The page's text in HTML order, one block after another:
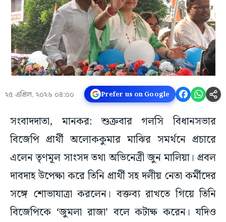
২৫ এপ্রিল, ২০২৬ ০৪:০০ Prefer us on Google
সংবাদদাতা, মানকর: শুক্রবার গলসি বিধানসভার
বিজেপি প্রার্থী অলোককুমার মাঝির সমর্থনে প্রচারে
এলেন তৃণমূল সাংসদ তথা অভিনেত্রী জুন মালিয়া। প্রবল
দাবদাহ উপেক্ষা করে তিনি প্রার্থী সহ দলীয় নেতা কর্মীদের
সঙ্গে শোভাযাত্রা করলেন। বক্তব্য রাখতে গিয়ে তিনি
বিজেপিকে ‘জুমলা রাজা’ বলে কটাক্ষ করেন। যদিও